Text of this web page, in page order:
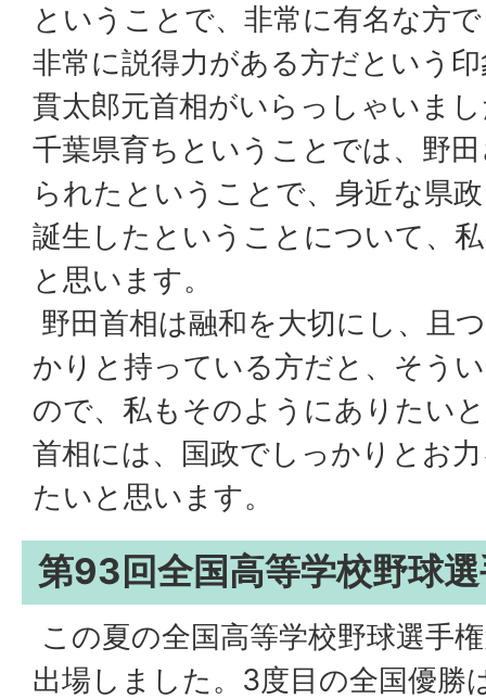
ということで、非常に有名な方
非常に説得力がある方だという
貫太郎元首相がいらっしゃいま
千葉県育ちということでは、野
られたということで、身近な県
誕生したということについて、
と思います。
野田首相は融和を大切にし、且
かりと持っている方だと、そう
ので、私もそのようにありたい
首相には、国政でしっかりとお
たいと思います。
第93回全国高等学校野球
この夏の全国高等学校野球選手
出場しました。3度目の全国優勝